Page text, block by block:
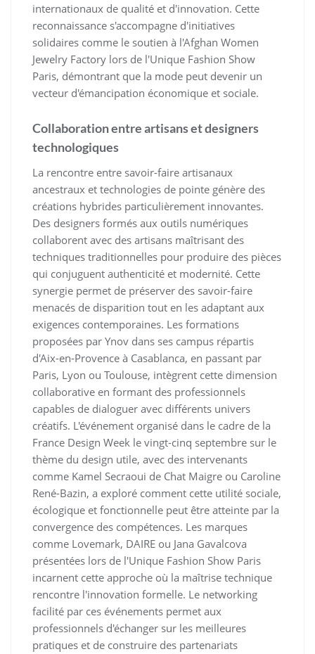
internationaux de qualité et d'innovation. Cette
reconnaissance s'accompagne d'initiatives
solidaires comme le soutien à l'Afghan Women
Jewelry Factory lors de l'Unique Fashion Show
Paris, démontrant que la mode peut devenir un
vecteur d'émancipation économique et sociale.
Collaboration entre artisans et designers
technologiques
La rencontre entre savoir-faire artisanaux
ancestraux et technologies de pointe génère des
créations hybrides particulièrement innovantes.
Des designers formés aux outils numériques
collaborent avec des artisans maîtrisant des
techniques traditionnelles pour produire des pièces
qui conjuguent authenticité et modernité. Cette
synergie permet de préserver des savoir-faire
menacés de disparition tout en les adaptant aux
exigences contemporaines. Les formations
proposées par Ynov dans ses campus répartis
d'Aix-en-Provence à Casablanca, en passant par
Paris, Lyon ou Toulouse, intègrent cette dimension
collaborative en formant des professionnels
capables de dialoguer avec différents univers
créatifs. L'événement organisé dans le cadre de la
France Design Week le vingt-cinq septembre sur le
thème du design utile, avec des intervenants
comme Kamel Secraoui de Chat Maigre ou Caroline
René-Bazin, a exploré comment cette utilité sociale,
écologique et fonctionnelle peut être atteinte par la
convergence des compétences. Les marques
comme Lovemark, DAIRE ou Jana Gavalcova
présentées lors de l'Unique Fashion Show Paris
incarnent cette approche où la maîtrise technique
rencontre l'innovation formelle. Le networking
facilité par ces événements permet aux
professionnels d'échanger sur les meilleures
pratiques et de construire des partenariats